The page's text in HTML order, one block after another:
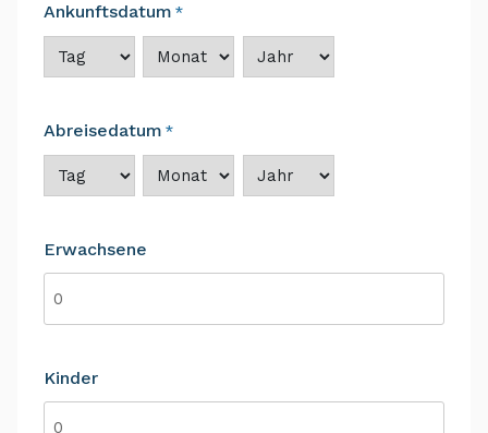
Ankunftsdatum *
Abreisedatum *
Erwachsene
Kinder